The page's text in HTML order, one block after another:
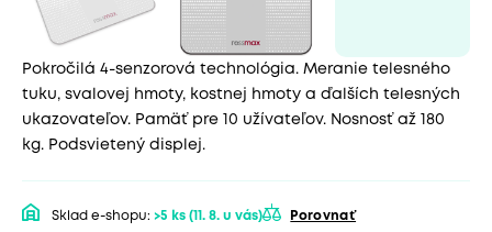
Pokročilá 4-senzorová technológia. Meranie telesného
tuku, svalovej hmoty, kostnej hmoty a ďalších telesných
ukazovateľov. Pamäť pre 10 užívateľov. Nosnosť až 180
kg. Podsvietený displej.
Sklad e-shopu: >5 ks (11. 8. u vás) Porovnať